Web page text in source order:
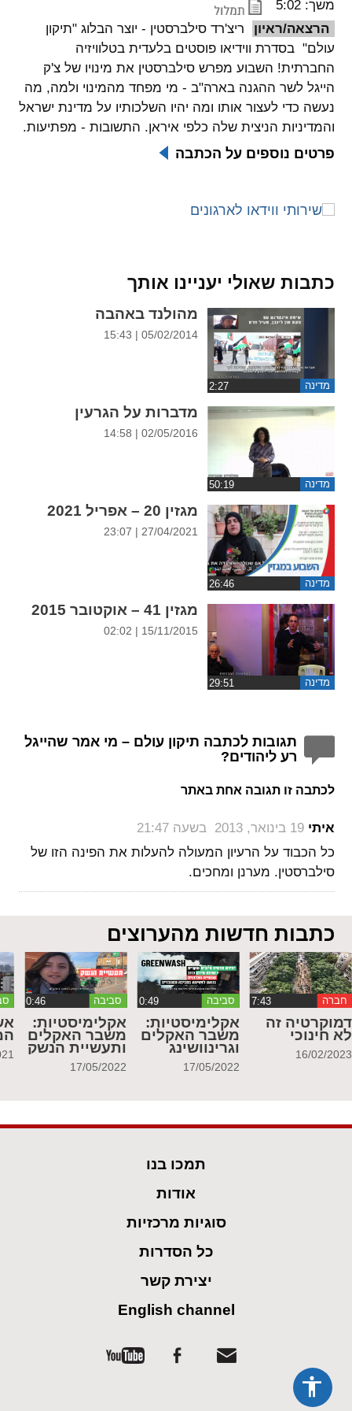
spellcheck
גופן קריא
ניגודיות צבעים
ניגודיות בהירה
קישורים
cached
איפוס
כל
השארת
משוב
משך: 5:02
הרצאה/ראיון
ריצ'רד סילברסטין - יוצר הבלוג "תיקון
עולם" בסדרת ווידיאו פוסטים בלעדית בטלוויזיה
החברתית! השבוע מפרש סילברסטין את מינויו של צ'ק
הייגל לשר ההגנה בארה"ב - מי מפחד מהמינוי ולמה, מה
נעשה כדי לעצור אותו ומה יהיו השלכותיו על מדינת ישראל
והמדיניות הניצית שלה כלפי איראן. התשובות - מפתיעות.
פרטים נוספים על הכתבה
כתבות שאולי יעניינו אותך
מדינה
מהולנד באהבה
05/02/2014 | 15:43
מדינה
מדברות על הגרעין
02/05/2016 | 14:58
מדינה
מגזין 20 – אפריל 2021
27/04/2021 | 23:07
מדינה
מגזין 41 – אוקטובר 2015
15/11/2015 | 02:02
תגובות לכתבה תיקון עולם – מי אמר שהייגל
רע ליהודים?
לכתבה זו תגובה אחת באתר
איתי ‏19 בינואר, 2013 בשעה 21:47
כל הכבוד על הרעיון המעולה להעלות את הפינה הזו של
סילברסטין. מערנן ומחכים.
כתבות חדשות מהערוצים
חברה
דמוקרטיה זה
לא חינוכי
16/02/2023
סביבה ‏0:49
אקלימיסטיות:
משבר האקלים
וגרינוושינג
17/05/2022
סביבה
אקלימיסטיות:
משבר האקלים
ותעשיית הנשק
17/05/2022
תמכו בנו
אודות
סוגיות מרכזיות
כל הסדרות
יצירת קשר
English channel